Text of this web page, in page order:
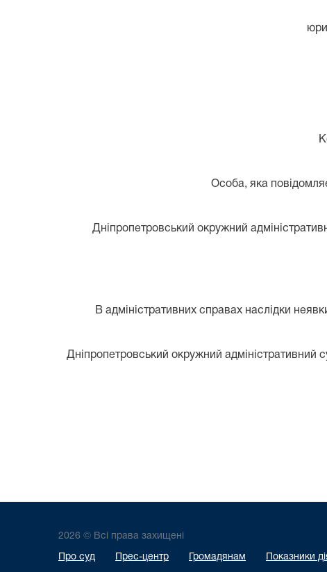
Особа, яка
Дніпропетровський окружний
В адміністративних справах наслідки
Дніпропетровський окружний адміністративний
2026 © Всі права захищені
Про суд Прес-центр Громадянам Показники